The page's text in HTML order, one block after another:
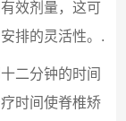
效剂量，这可
排的灵活性。.
二分钟的时间
时间使脊椎矫